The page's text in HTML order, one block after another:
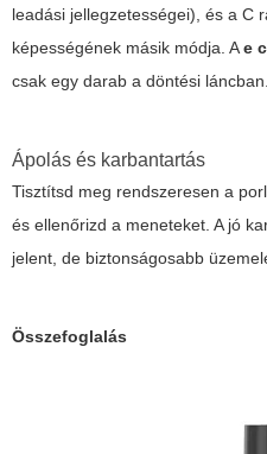
leadási jellegzetességei), és a C
képességének másik módja. Ae
csak egy darab a döntési láncban.
Ápolás és karbantartás
Tisztítsd meg rendszeresen a
és ellenőrizd a meneteket. A jó
jelent, de biztonságosabb
Összefoglalás